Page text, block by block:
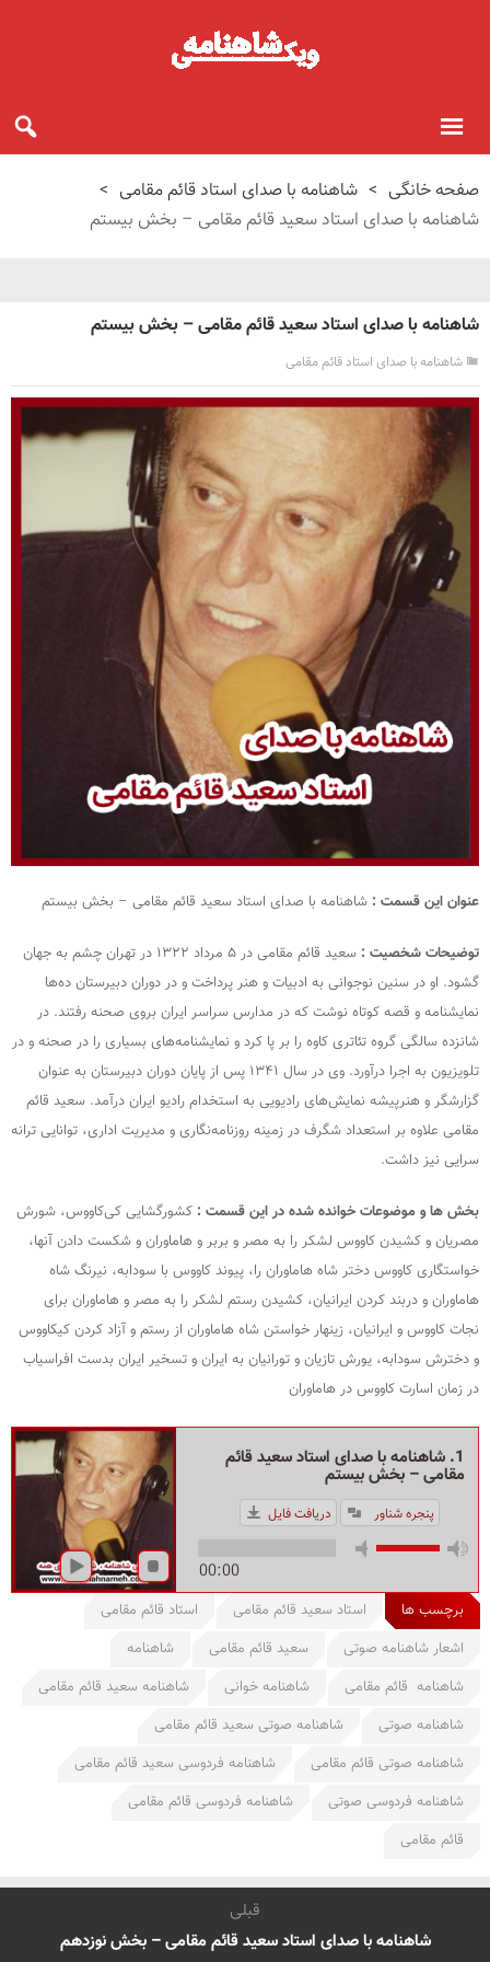
صفحه خانگی > شاهنامه با صدای استاد قائم‌ مقامی >
شاهنامه با صدای استاد سعید قائم‌ مقامی – بخش بیستم
شاهنامه با صدای استاد سعید قائم‌ مقامی – بخش بیستم
شاهنامه با صدای استاد قائم‌ مقامی
عنوان این قسمت : شاهنامه با صدای استاد سعید قائم‌ مقامی – بخش بیستم
توضیحات شخصیت :
سعید قائم‌ مقامی در ۵ مرداد ۱۳۲۲ در تهران چشم به جهان
گشود. او در سنین نوجوانی به ادبیات و هنر پرداخت و در دوران دبیرستان ده‌ها
نمایشنامه و قصه کوتاه نوشت که در مدارس سراسر ایران بروی صحنه رفتند. در
شانزده سالگی گروه تئاتری کاوه را بر پا کرد و نمایشنامه‌های بسیاری را در صحنه و در
تلویزیون به اجرا درآورد. وی در سال ۱۳۴۱ پس از پایان دوران دبیرستان به عنوان
گزارشگر و هنرپیشه نمایش‌های رادیویی به استخدام رادیو ایران درآمد. سعید قائم‌
مقامی علاوه بر استعداد شگرف در زمینه روزنامه‌نگاری و مدیریت اداری، توانایی ترانه‌
سرایی نیز داشت.
بخش ها و موضوعات خوانده شده در این قسمت : کشورگشایی کی‌کاووس، شورش
مصریان و کشیدن کاووس لشکر را به مصر و بربر و هاماوران و شکست دادن آنها،
خواستگاری کاووس دختر شاه هاماوران را، پیوند کاووس با سودابه، نیرنگ شاه
هاماوران و دربند کردن ایرانیان، کشیدن رستم لشکر را به‌ مصر و هاماوران برای
نجات کاووس و ایرانیان، زینهار خواستن شاه هاماوران از رستم و آزاد کردن کیکاووس
و دخترش سودابه، یورش تازیان و تورانیان به ایران و تسخیر ایران بدست افراسیاب
در زمان اسارت کاووس در هاماوران
1. شاهنامه با صدای استاد سعید قائم‌
مقامی – بخش بیستم
00:00
پنجره شناور دریافت فایل
برچسب ها استاد سعید قائم مقامی
استاد قائم مقامی
اشعار شاهنامه صوتی
سعید قائم مقامی
شاهنامه
شاهنامه قائم مقامی
شاهنامه خوانی
شاهنامه سعید قائم مقامی
شاهنامه صوتی
شاهنامه صوتی سعید قائم مقامی
شاهنامه صوتی قائم مقامی
شاهنامه فردوسی سعید قائم مقامی
شاهنامه فردوسی صوتی
شاهنامه فردوسی قائم مقامی
قائم مقامی
قبلی
شاهنامه با صدای استاد سعید قائم‌ مقامی – بخش نوزدهم